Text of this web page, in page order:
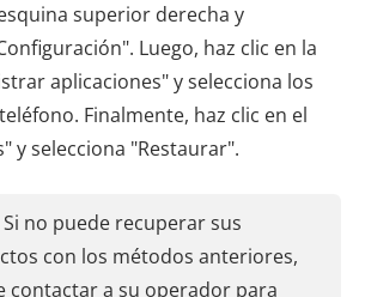
superior derecha y
Luego, haz clic en la
aplicaciones" y selecciona los
Finalmente, haz clic en el
y selecciona "Restaurar".
Si no puede recuperar sus
con los métodos anteriores,
contactar a su operador para